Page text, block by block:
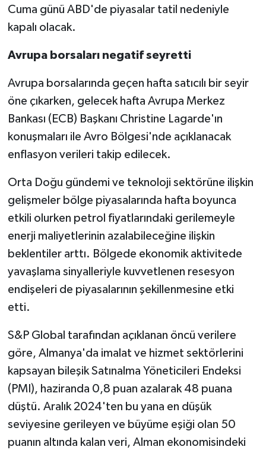
Cuma günü ABD'de piyasalar tatil nedeniyle
kapalı olacak.
Avrupa borsaları negatif seyretti
Avrupa borsalarında geçen hafta satıcılı bir seyir
öne çıkarken, gelecek hafta Avrupa Merkez
Bankası (ECB) Başkanı Christine Lagarde'ın
konuşmaları ile Avro Bölgesi'nde açıklanacak
enflasyon verileri takip edilecek.
Orta Doğu gündemi ve teknoloji sektörüne ilişkin
gelişmeler bölge piyasalarında hafta boyunca
etkili olurken petrol fiyatlarındaki gerilemeyle
enerji maliyetlerinin azalabileceğine ilişkin
beklentiler arttı. Bölgede ekonomik aktivitede
yavaşlama sinyalleriyle kuvvetlenen resesyon
endişeleri de piyasalarının şekillenmesine etki
etti.
S&P Global tarafından açıklanan öncü verilere
göre, Almanya'da imalat ve hizmet sektörlerini
kapsayan bileşik Satınalma Yöneticileri Endeksi
(PMI), haziranda 0,8 puan azalarak 48 puana
düştü. Aralık 2024'ten bu yana en düşük
seviyesine gerileyen ve büyüme eşiği olan 50
puanın altında kalan veri, Alman ekonomisindeki